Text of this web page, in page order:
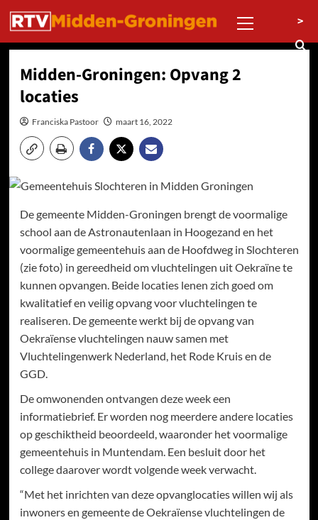
naar
inhoud
menu
>
Midden-Groningen: Opvang 2
locaties
Franciska Pastoor maart 16, 2022
De gemeente Midden-Groningen brengt de voormalige
school aan de Astronautenlaan in Hoogezand en het
voormalige gemeentehuis aan de Hoofdweg in Slochteren
(zie foto) in gereedheid om vluchtelingen uit Oekraïne te
kunnen opvangen. Beide locaties lenen zich goed om
kwalitatief en veilig opvang voor vluchtelingen te
realiseren. De gemeente werkt bij de opvang van
Oekraïense vluchtelingen nauw samen met
Vluchtelingenwerk Nederland, het Rode Kruis en de
GGD.
De omwonenden ontvangen deze week een
informatiebrief. Er worden nog meerdere andere locaties
op geschiktheid beoordeeld, waaronder het voormalige
gemeentehuis in Muntendam. Een besluit door het
college daarover wordt volgende week verwacht.
“Met het inrichten van deze opvanglocaties willen wij als
inwoners en gemeente de Oekraïense vluchtelingen de